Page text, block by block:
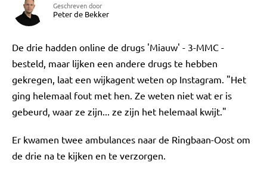
Geschreven door
Peter de Bekker
De drie hadden online de drugs 'Miauw' - 3-MMC -
besteld, maar lijken een andere drugs te hebben
gekregen, laat een wijkagent weten op Instagram. "Het
ging helemaal fout met hen. Ze weten niet wat er is
gebeurd, waar ze zijn... ze zijn het helemaal kwijt."
Er kwamen twee ambulances naar de Ringbaan-Oost om
de drie na te kijken en te verzorgen.